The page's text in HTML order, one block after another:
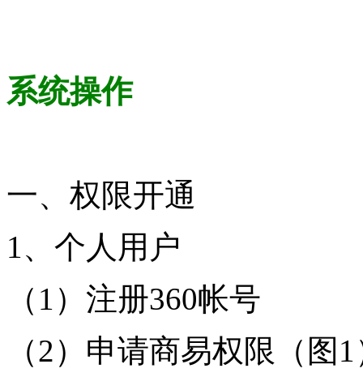
系统操作
一、权限开通
1、个人用户
（1）注册360帐号
（2）申请商易权限（图